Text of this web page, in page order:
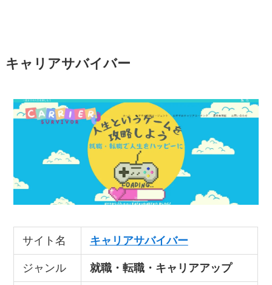
キャリアサバイバー
サイト名 キャリアサバイバー
ジャンル 就職・転職・キャリアアップ